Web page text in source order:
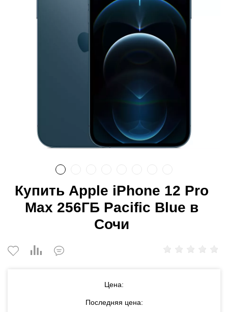
Купить Apple iPhone 12 Pro
Max 256ГБ Pacific Blue в
Сочи
Цена:
Последняя цена: